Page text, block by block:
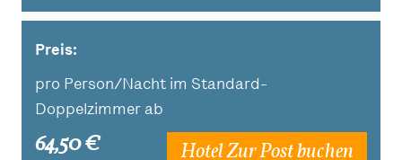
Preis:
pro Person/Nacht im Standard-
Doppelzimmer ab
64,50 € Hotel Zur Post buchen